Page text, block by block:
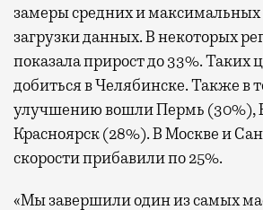
замеры средних и максимальных
загрузки данных. В некоторых
показала прирост до 33%. Таких
добиться в Челябинске. Также в
улучшению вошли Пермь (30%),
Красноярск (28%). В Москве и
скорости прибавили по 25%.
«Мы завершили один из самых